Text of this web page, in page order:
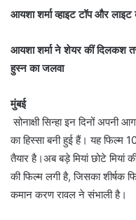
आयशा शर्मा व्हाइट टॉप और
आयशा शर्मा ने शेयर कीं दिलकश
हुस्न का जलवा
मुंबई
सोनाक्षी सिन्हा इन दिनों अपनी
का हिस्सा बनी हुई हैं। यह फिल्म
तैयार है।अब बड़े मियां छोटे मियां
की फिल्म लगी है, जिसका शीर्षक
कमान करण रावल ने संभाली है।